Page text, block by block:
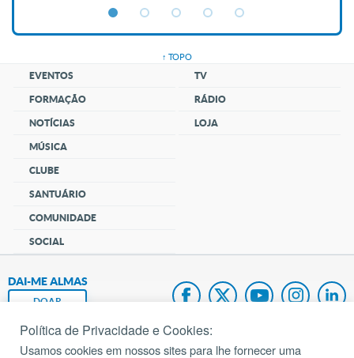
↑ TOPO
EVENTOS
FORMAÇÃO
NOTÍCIAS
MÚSICA
CLUBE
SANTUÁRIO
COMUNIDADE
SOCIAL
TV
RÁDIO
LOJA
DAI-ME ALMAS
DOAR
Fundação João Paulo II
Política de Privacidade e Cookies:
Usamos cookies em nossos sites para lhe fornecer uma